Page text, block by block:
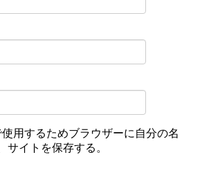
用するためブラウザーに自分の名
サイトを保存する。